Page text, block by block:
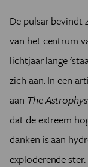
De pulsar bevindt
van het centrum
lichtjaar lange
zich aan. In een
aan The
dat de extreem
danken is aan
exploderende ster.